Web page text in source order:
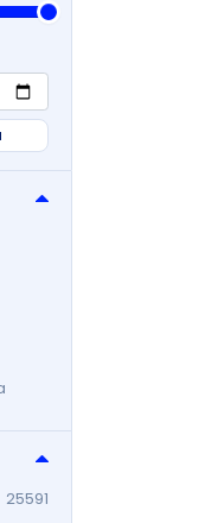
i
25591